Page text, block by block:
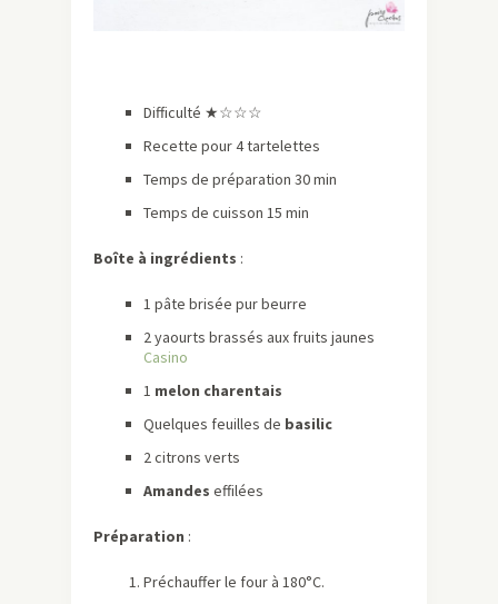
Difficulté ★☆☆☆
Recette pour 4 tartelettes
Temps de préparation 30 min
Temps de cuisson 15 min
Boîte à ingrédients :
1 pâte brisée pur beurre
2 yaourts brassés aux fruits jaunes
Casino
1 melon charentais
Quelques feuilles de basilic
2 citrons verts
Amandes effilées
Préparation :
Préchauffer le four à 180°C.